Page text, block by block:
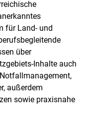
für Land- und
über
Inhalte auch
außerdem
sowie praxisnahe